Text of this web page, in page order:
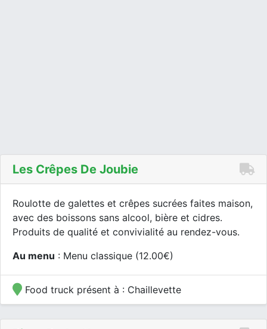
Les Crêpes De Joubie
Roulotte de galettes et crêpes sucrées faites maison,
avec des boissons sans alcool, bière et cidres.
Produits de qualité et convivialité au rendez-vous.
Au menu : Menu classique (12.00€)
Food truck présent à : Chaillevette